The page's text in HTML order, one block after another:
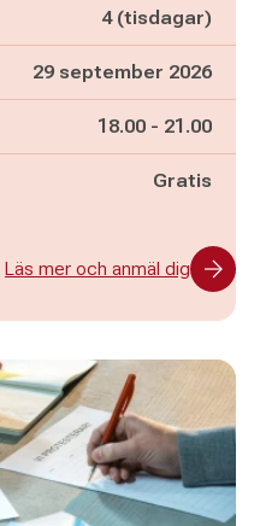
4 (tisdagar)
29 september 2026
Pågår mellan
18.00 - och
21.00
Gratis
Läs mer och anmäl dig